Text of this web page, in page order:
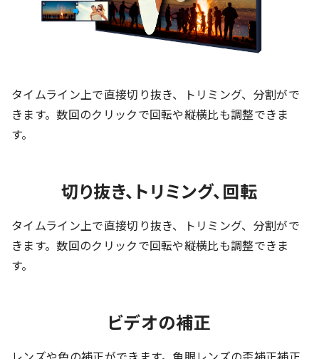
タイムライン上で直接切り抜き、トリミング、分割がで
きます。数回のクリックで回転や縦横比も調整できま
す。
切り抜き、トリミング、回転
タイムライン上で直接切り抜き、トリミング、分割がで
きます。数回のクリックで回転や縦横比も調整できま
す。
ビデオの補正